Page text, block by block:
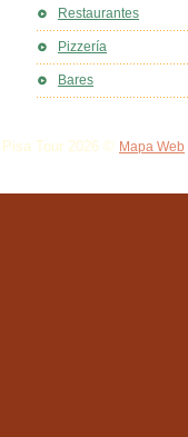
Restaurantes
Pizzería
Bares
Pisa Tour 2026 © Mapa Web